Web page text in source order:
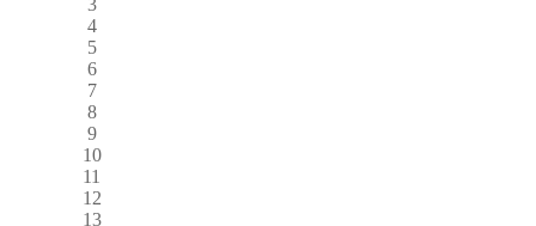
4
5
6
7
8
9
10
11
12
13